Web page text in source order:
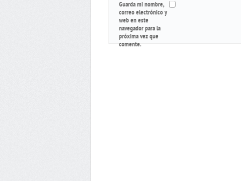
Guarda mi nombre,
correo electrónico y
web en este
navegador para la
próxima vez que
comente.